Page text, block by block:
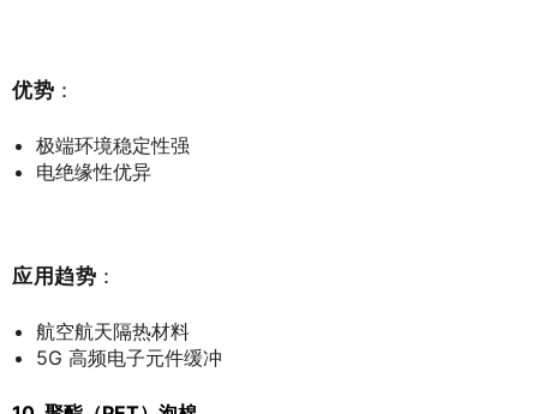
优势 ：
极端环境稳定性强
电绝缘性优异
应用趋势 ：
航空航天隔热材料
5G 高频电子元件缓冲